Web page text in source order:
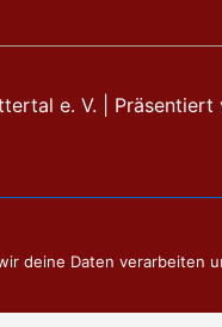
e. V.
| Präsentiert
deine Daten verarbeiten